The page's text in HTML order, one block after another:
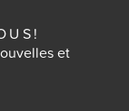
et